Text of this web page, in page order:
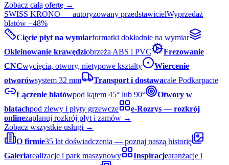
Zobacz całą ofertę →
SWISS KRONO — autoryzowany przedstawicielWyprzedaż
blatów −48%
Cięcie płyt na wymiarformatki dokładnie na wymiar
Okleinowanie krawędziobrzeża ABS i PVC
Frezowanie
CNCwycięcia, otwory, nietypowe kształty
Wiercenie
otworówsystem 32 mm Transport i dostawacałe Podkarpacie
Łączenie blatówpod kątem 45° lub 90°
Otwory w
blatachpod zlewy i płyty grzewcze
e-Rozrys — rozkrój
onlinezaplanuj rozkrój płyt i zamów →
Zobacz wszystkie usługi →
O firmie35 lat doświadczenia — poznaj naszą historię
Galeriarealizacje i park maszynowy Inspiracjearanżacje i